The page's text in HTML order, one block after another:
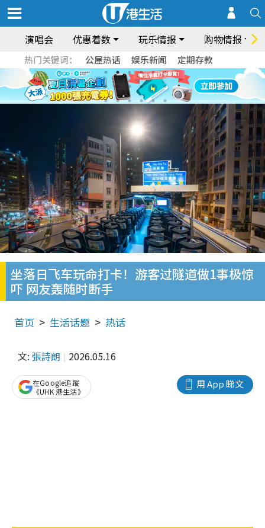
演唱会 优惠着数 玩乐情报 购物情报
热门关键词： 公屋热话 娱乐新闻 定期存款
坐落日飞车玩命打卡！游客过隧道做1事极惊
吓 网友轰随时断手
首页 生活话题 热话
文: 張詩朗 2026.05.16
用 App 睇文
在Google追蹤
《UHK 港生活》